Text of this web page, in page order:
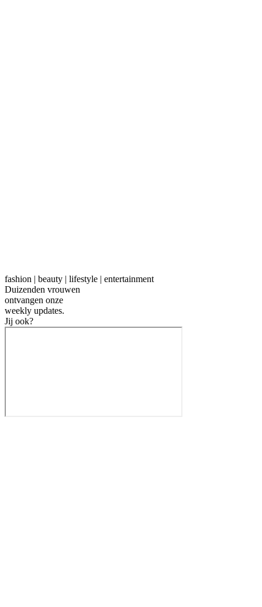
fashion | beauty | lifestyle | entertainment
Duizenden vrouwen
ontvangen onze
weekly updates.
Jij ook?